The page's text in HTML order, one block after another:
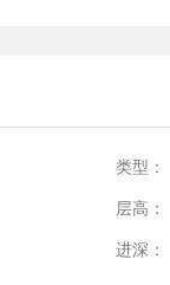
类型：
层高：
进深：